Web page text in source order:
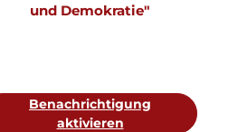
und Demokratie"
Benachrichtigung
aktivieren